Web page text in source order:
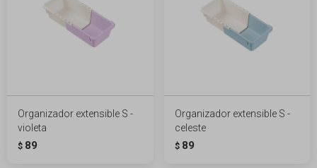
Organizador extensible S -
violeta
$ 89
Organizador extensible S -
celeste
$ 89